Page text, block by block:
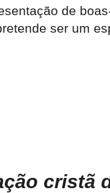
de
ser um
cristã